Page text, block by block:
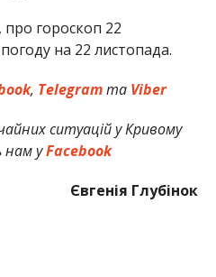
гороскоп 22
на 22 листопада.
, Telegramта Viber
ситуацій у Кривому
нам уFacebook
Євгенія Глубінок